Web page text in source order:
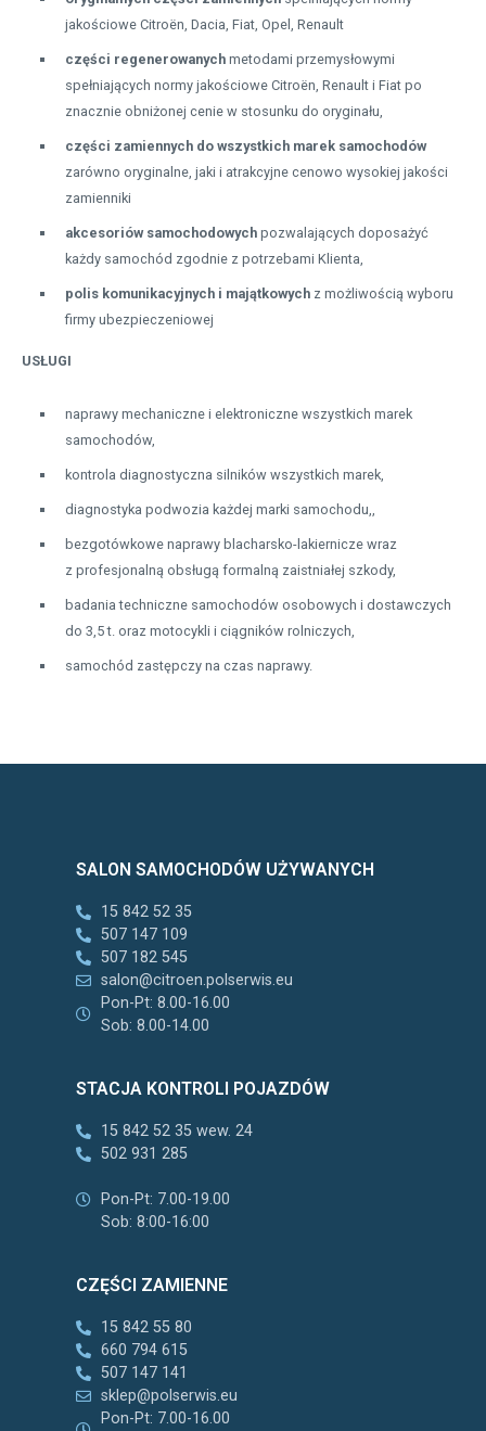
jakościowe Citroën, Dacia, Fiat, Opel, Renault
części regenerowanych metodami przemysłowymi
spełniających normy jakościowe Citroën, Renault i Fiat po
znacznie obniżonej cenie w stosunku do oryginału,
części zamiennych do wszystkich marek samochodów
zarówno oryginalne, jaki i atrakcyjne cenowo wysokiej jakości
zamienniki
akcesoriów samochodowych pozwalających doposażyć
każdy samochód zgodnie z potrzebami Klienta,
polis komunikacyjnych i majątkowych z możliwością wyboru
firmy ubezpieczeniowej
USŁUGI
naprawy mechaniczne i elektroniczne wszystkich marek
samochodów,
kontrola diagnostyczna silników wszystkich marek,
diagnostyka podwozia każdej marki samochodu,,
bezgotówkowe naprawy blacharsko-lakiernicze wraz
z profesjonalną obsługą formalną zaistniałej szkody,
badania techniczne samochodów osobowych i dostawczych
do 3,5 t. oraz motocykli i ciągników rolniczych,
samochód zastępczy na czas naprawy.
SALON SAMOCHODÓW UŻYWANYCH
15 842 52 35
507 147 109
507 182 545
salon@citroen.polserwis.eu
Pon-Pt: 8.00-16.00
Sob: 8.00-14.00
STACJA KONTROLI POJAZDÓW
15 842 52 35 wew. 24
502 931 285
Pon-Pt: 7.00-19.00
Sob: 8:00-16:00
CZĘŚCI ZAMIENNE
15 842 55 80
660 794 615
507 147 141
sklep@polserwis.eu
Pon-Pt: 7.00-16.00